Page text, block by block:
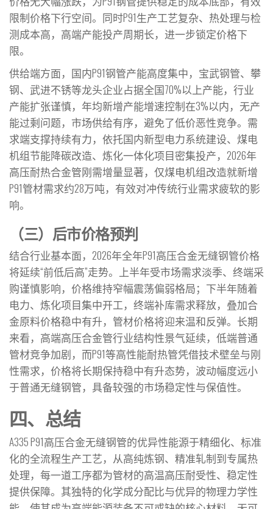
限制价格下行空间。同时P91生产工艺复杂、热处理与检
测成本高，高端产能投产周期长，进一步锁定价格下
限。
供给端方面，国内P91钢管产能高度集中，宝武钢管、攀
钢、武进不锈等龙头企业占据全国70%以上产能，行业
产能扩张谨慎，年均新增产能增速控制在3%以内，无产
能过剩问题，市场供给有序，避免了低价恶性竞争。需
求端支撑持续有力，依托国内新型电力系统建设、煤电
机组节能降碳改造、炼化一体化项目密集投产，2026年
高压耐热合金管刚需增量显著，仅煤电机组改造就新增
P91管材需求约28万吨，有效对冲传统行业需求疲软的影
响。
（三）后市价格预判
结合行业基本面，2026年全年P91高压合金无缝钢管价格
将延续“前低后高”走势。上半年受市场需求淡季、终端采
购谨慎影响，价格维持窄幅震荡偏弱格局；下半年随着
电力、炼化项目集中开工，终端补库需求释放，叠加合
金原料价格稳中有升，管材价格将迎来温和反弹。长期
来看，高端高压合金管行业结构性景气延续，低端普通
管材竞争加剧，而P91等高性能耐热管凭借技术壁垒与刚
性需求，价格将长期保持稳中有升态势，波动幅度远小
于普通无缝钢管，具备较强的市场稳定性与保值性。
四、总结
A335 P91高压合金无缝钢管的优异性能源于精细化、标准
化的全流程生产工艺，从高纯炼钢、精准轧制到专属热
处理，每一道工序都为管材的高温高压耐受性、稳定性
提供保障。其独特的化学成分配比与优异的物理力学性